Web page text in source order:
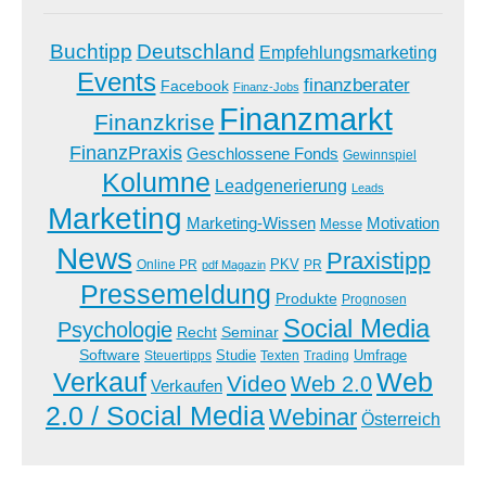
Buchtipp Deutschland Empfehlungsmarketing
Events Facebook Finanz-Jobs finanzberater
Finanzkrise Finanzmarkt
FinanzPraxis Geschlossene Fonds Gewinnspiel
Kolumne Leadgenerierung Leads
Marketing Marketing-Wissen Messe Motivation
News Online PR pdf Magazin PKV PR Praxistipp
Pressemeldung Produkte Prognosen
Psychologie Recht Seminar Social Media
Software Steuertipps Studie Texten Trading Umfrage
Verkauf Verkaufen Video Web 2.0Web
2.0 / Social MediaWebinar Österreich